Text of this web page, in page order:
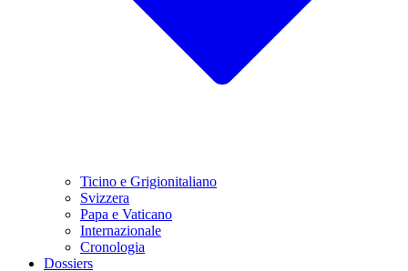
Ticino e Grigionitaliano
Svizzera
Papa e Vaticano
Internazionale
Cronologia
Dossiers